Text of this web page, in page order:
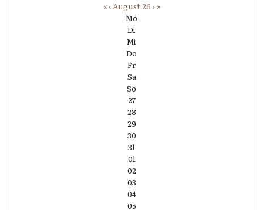
«‹August 26 ›»
Mo
Di
Mi
Do
Fr
Sa
So
27
28
29
30
31
01
02
03
04
05